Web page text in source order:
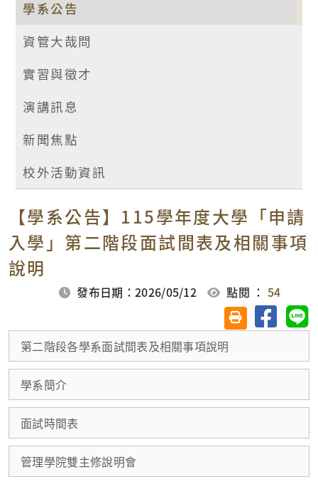
學系公告
資管大哉問
實習與徵才
演講訊息
新聞焦點
校外活動資訊
【學系公告】115學年度大學「申請
入學」第二階段面試間表及相關事項
說明
發布日期：2026/05/12 點閱 ：54
友善列印(另開視
分享至
第二階段各學系面試間表及相關事項說明
學系簡介
面試時間表
管理學院雙主修說明會